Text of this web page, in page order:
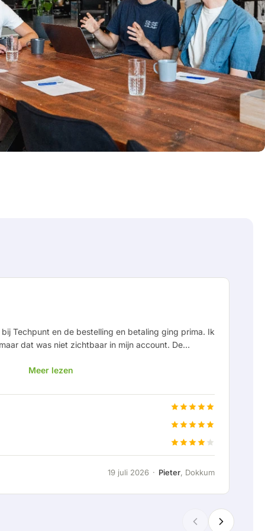
Techpunt en de bestelling en betaling ging prima. Ik
dat was niet zichtbaar in mijn account. De
huis. Het bleek helaas de foute kleur maar dit kan
ging duidelijk en vlot en als er iets is wordt het netjes
Meer lezen
19 juli 2026 · Pieter, Dokkum